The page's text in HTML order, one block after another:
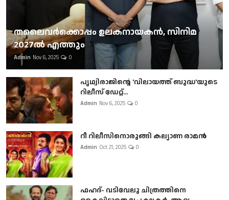
തലൈവര്‍ക്കൊപ്പം ഉലകനായകന്‍, സിനിമ
2027ല്‍ എത്തും
Admin Nov 6, 2025 0
പൃഥ്വിരാജിന്റെ 'വിലായത്ത് ബുദ്ധ'യുടെ
റിലീസ് ഡേറ്റ്...
Admin Nov 6, 2025 0
റീ റിലീസിനൊരുങ്ങി കല്യാണ രാമൻ
Admin Oct 21, 2025 0
ഫഹദ്- വടിവേലു ചിത്രത്തിനെ